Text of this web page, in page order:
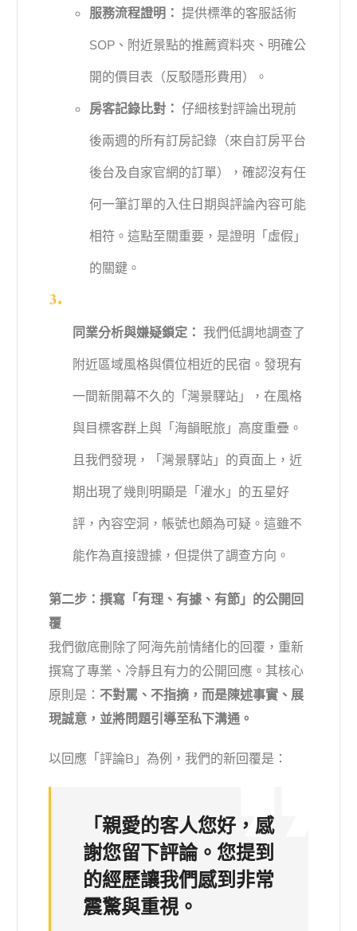
服務流程證明： 提供標準的客服話術
SOP、附近景點的推薦資料夾、明確公
開的價目表（反駁隱形費用）。
房客記錄比對： 仔細核對評論出現前
後兩週的所有訂房記錄（來自訂房平台
後台及自家官網的訂單），確認沒有任
何一筆訂單的入住日期與評論內容可能
相符。這點至關重要，是證明「虛假」
的關鍵。
同業分析與嫌疑鎖定： 我們低調地調查了
附近區域風格與價位相近的民宿。發現有
一間新開幕不久的「灣景驛站」，在風格
與目標客群上與「海韻眠旅」高度重疊。
且我們發現，「灣景驛站」的頁面上，近
期出現了幾則明顯是「灌水」的五星好
評，內容空洞，帳號也頗為可疑。這雖不
能作為直接證據，但提供了調查方向。
第二步：撰寫「有理、有據、有節」的公開回
覆
我們徹底刪除了阿海先前情緒化的回覆，重新
撰寫了專業、冷靜且有力的公開回應。其核心
原則是： 不對罵、不指摘，而是陳述事實、展
現誠意，並將問題引導至私下溝通。
以回應「評論B」為例，我們的新回覆是：
「親愛的客人您好，感
謝您留下評論。您提到
的經歷讓我們感到非常
震驚與重視。